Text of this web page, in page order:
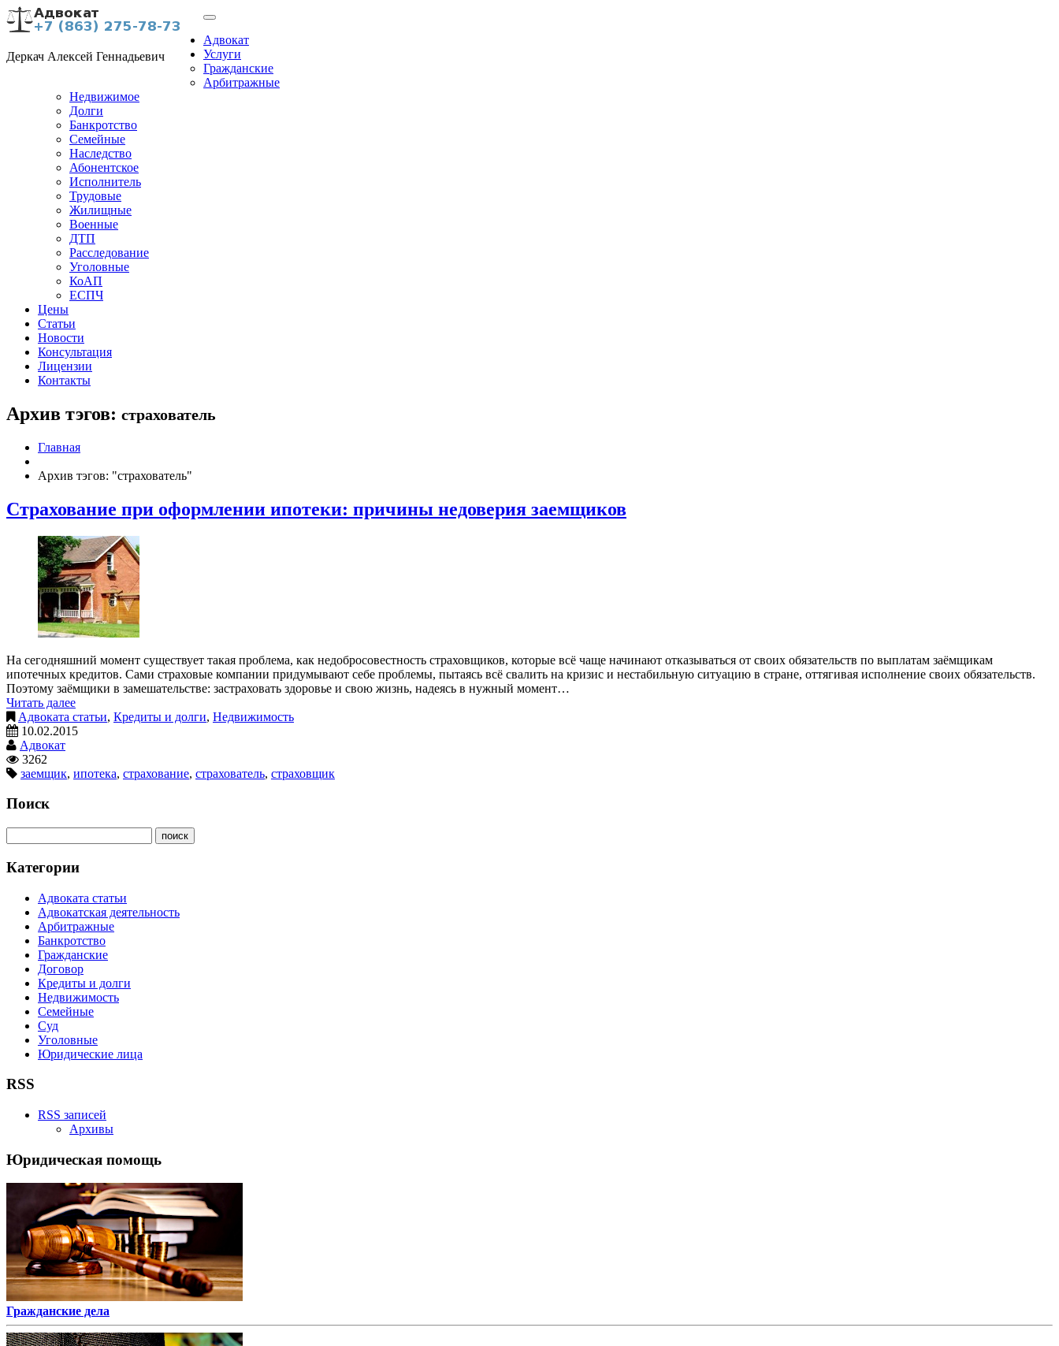
Деркач Алексей Геннадьевич
Адвокат
Услуги
Гражданские
Арбитражные
Недвижимое
Долги
Банкротство
Семейные
Наследство
Абонентское
Исполнитель
Трудовые
Жилищные
Военные
ДТП
Расследование
Уголовные
КоАП
ЕСПЧ
Цены
Статьи
Новости
Консультация
Лицензии
Контакты
Архив тэгов: страхователь
Главная
Архив тэгов: "страхователь"
Страхование при оформлении ипотеки: причины недоверия заемщиков
На сегодняшний момент существует такая проблема, как недобросовестность страховщиков, которые всё чаще начинают отказываться от своих обязательств по выплатам заёмщикам
ипотечных кредитов. Сами страховые компании придумывают себе проблемы, пытаясь всё свалить на кризис и нестабильную ситуацию в стране, оттягивая исполнение своих обязательств.
Поэтому заёмщики в замешательстве: застраховать здоровье и свою жизнь, надеясь в нужный момент…
Читать далее
Адвоката статьи, Кредиты и долги, Недвижимость
10.02.2015
Адвокат
3262
заемщик, ипотека, страхование, страхователь, страховщик
Поиск
Категории
Адвоката статьи
Адвокатская деятельность
Арбитражные
Банкротство
Гражданские
Договор
Кредиты и долги
Недвижимость
Семейные
Суд
Уголовные
Юридические лица
RSS
RSS записей
Архивы
Юридическая помощь
Гражданские дела